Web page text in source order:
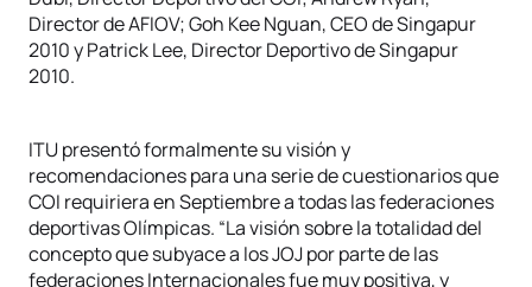
Director de AFIOV; Goh Kee Nguan, CEO de Singapur
2010 y Patrick Lee, Director Deportivo de Singapur
2010.
ITU presentó formalmente su visión y
recomendaciones para una serie de cuestionarios que
COI requiriera en Septiembre a todas las federaciones
deportivas Olímpicas. “La visión sobre la totalidad del
concepto que subyace a los JOJ por parte de las
federaciones Internacionales fue muy positiva, y